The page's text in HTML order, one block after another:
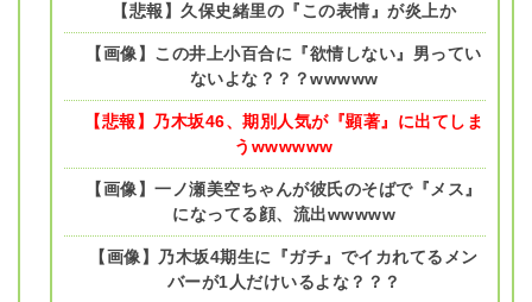
【悲報】久保史緒里の『この表情』が炎上か
【画像】この井上小百合に『欲情しない』男ってい
ないよな？？？wwwww
【悲報】乃木坂46、期別人気が『顕著』に出てしま
うwwwwww
【画像】一ノ瀬美空ちゃんが彼氏のそばで『メス』
になってる顔、流出wwwww
【画像】乃木坂4期生に『ガチ』でイカれてるメン
バーが1人だけいるよな？？？